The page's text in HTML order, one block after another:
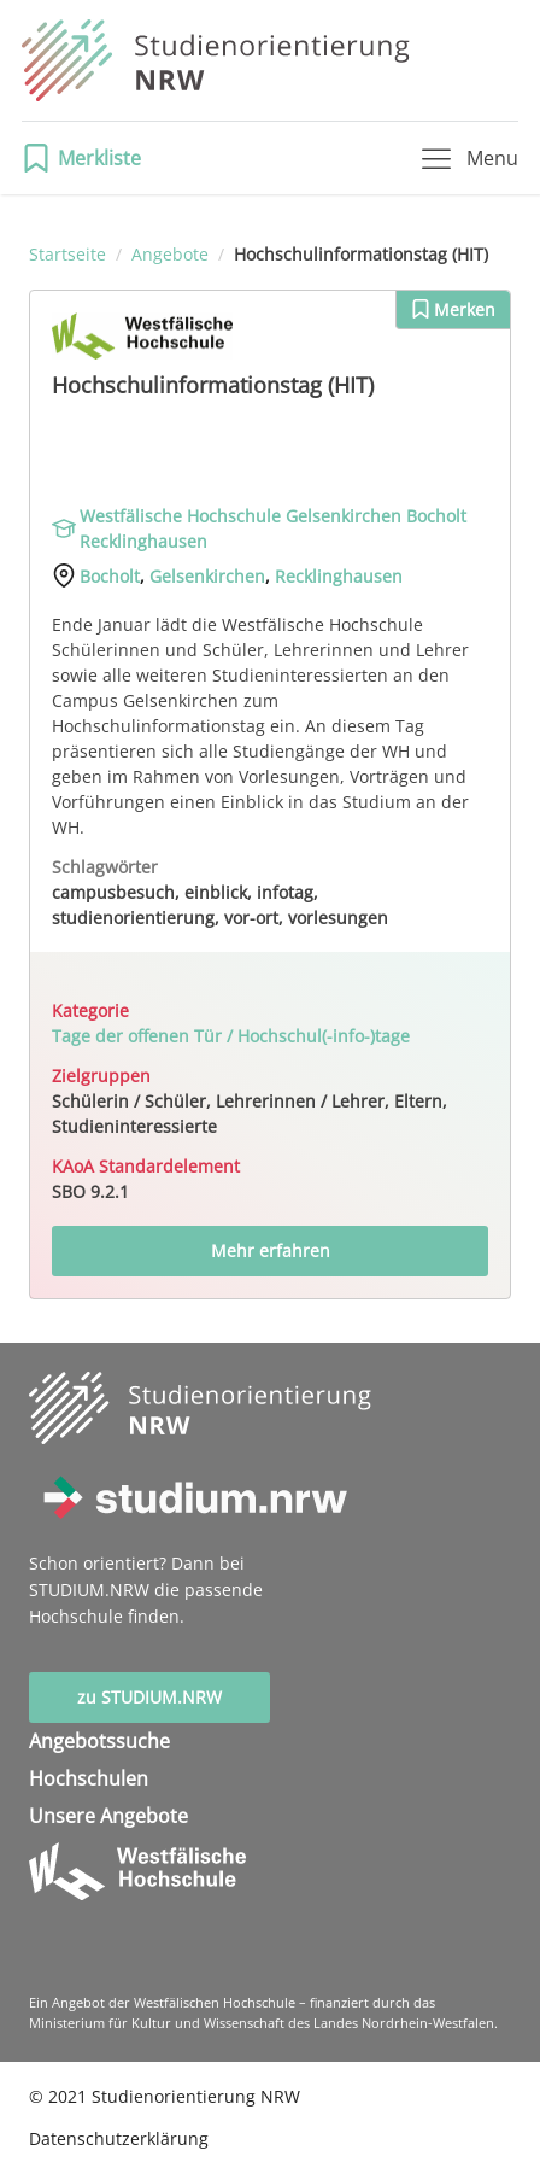
Merkliste Menu
Startseite / Angebote / Hochschulinformationstag (HIT)
Merken
Hochschulinformationstag (HIT)
Westfälische Hochschule Gelsenkirchen Bocholt
Recklinghausen
Bocholt, Gelsenkirchen, Recklinghausen
Ende Januar lädt die Westfälische Hochschule
Schülerinnen und Schüler, Lehrerinnen und Lehrer
sowie alle weiteren Studieninteressierten an den
Campus Gelsenkirchen zum
Hochschulinformationstag ein. An diesem Tag
präsentieren sich alle Studiengänge der WH und
geben im Rahmen von Vorlesungen, Vorträgen und
Vorführungen einen Einblick in das Studium an der
WH.
Schlagwörter
campusbesuch, einblick, infotag,
studienorientierung, vor-ort, vorlesungen
Kategorie
Tage der offenen Tür / Hochschul(-info-)tage
Zielgruppen
Schülerin / Schüler, Lehrerinnen / Lehrer, Eltern,
Studieninteressierte
KAoA Standardelement
SBO 9.2.1
Mehr erfahren
Schon orientiert? Dann bei
STUDIUM.NRW die passende
Hochschule finden.
zu STUDIUM.NRW
Angebotssuche
Hochschulen
Unsere Angebote
Ein Angebot der Westfälischen Hochschule – finanziert durch das
Ministerium für Kultur und Wissenschaft des Landes Nordrhein-Westfalen.
© 2021 Studienorientierung NRW
Datenschutzerklärung